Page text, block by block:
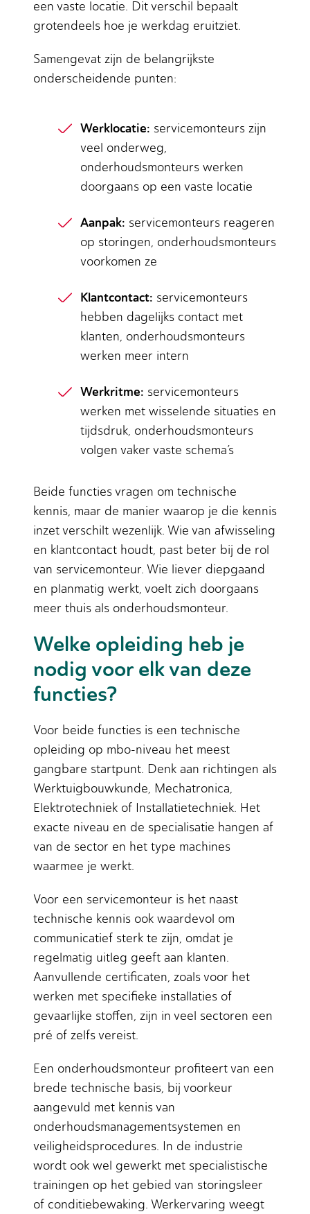
een vaste locatie. Dit verschil bepaalt
grotendeels hoe je werkdag eruitziet.
Samengevat zijn de belangrijkste
onderscheidende punten:
Werklocatie: servicemonteurs zijn
veel onderweg,
onderhoudsmonteurs werken
doorgaans op een vaste locatie
Aanpak: servicemonteurs reageren
op storingen, onderhoudsmonteurs
voorkomen ze
Klantcontact: servicemonteurs
hebben dagelijks contact met
klanten, onderhoudsmonteurs
werken meer intern
Werkritme: servicemonteurs
werken met wisselende situaties en
tijdsdruk, onderhoudsmonteurs
volgen vaker vaste schema’s
Beide functies vragen om technische
kennis, maar de manier waarop je die kennis
inzet verschilt wezenlijk. Wie van afwisseling
en klantcontact houdt, past beter bij de rol
van servicemonteur. Wie liever diepgaand
en planmatig werkt, voelt zich doorgaans
meer thuis als onderhoudsmonteur.
Welke opleiding heb je
nodig voor elk van deze
functies?
Voor beide functies is een technische
opleiding op mbo-niveau het meest
gangbare startpunt. Denk aan richtingen als
Werktuigbouwkunde, Mechatronica,
Elektrotechniek of Installatietechniek. Het
exacte niveau en de specialisatie hangen af
van de sector en het type machines
waarmee je werkt.
Voor een servicemonteur is het naast
technische kennis ook waardevol om
communicatief sterk te zijn, omdat je
regelmatig uitleg geeft aan klanten.
Aanvullende certificaten, zoals voor het
werken met specifieke installaties of
gevaarlijke stoffen, zijn in veel sectoren een
pré of zelfs vereist.
Een onderhoudsmonteur profiteert van een
brede technische basis, bij voorkeur
aangevuld met kennis van
onderhoudsmanagementsystemen en
veiligheidsprocedures. In de industrie
wordt ook wel gewerkt met specialistische
trainingen op het gebied van storingsleer
of conditiebewaking. Werkervaring weegt